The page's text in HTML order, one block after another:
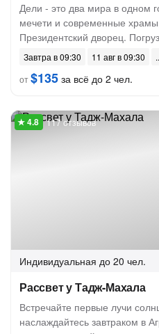
Дели - это два мира в одном
мечети и современные
Президентский дворец.
Завтра в 09:30
11 авг в 09:30
от$135 за всё до 2 чел.
117 отзывов
Индивидуальная до 20 чел.
Рассвет у Тадж-Махала
Встречайте первые лучи
наслаждайтесь завтраком в